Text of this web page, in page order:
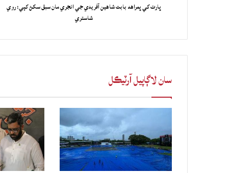
ڀارت کي ڀمراهه بابت شاهين آفريدي جي انجري مان سبق سکڻ کپي: روي
شاستري
سان لاڳاپيل آرٽيڪل